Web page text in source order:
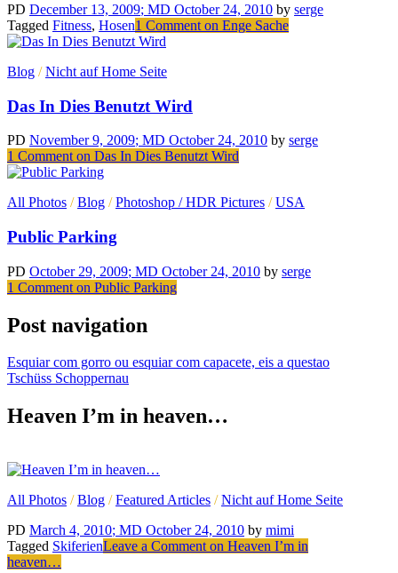
PD December 13, 2009; MD October 24, 2010 by serge
Tagged Fitness, Hosen1 Comment on Enge Sache
Blog /Nicht auf Home Seite
Das In Dies Benutzt Wird
PD November 9, 2009; MD October 24, 2010 by serge
1 Comment on Das In Dies Benutzt Wird
All Photos /Blog /Photoshop / HDR Pictures /USA
Public Parking
PD October 29, 2009; MD October 24, 2010 by serge
1 Comment on Public Parking
Post navigation
Esquiar com gorro ou esquiar com capacete, eis a questao
Tschüss Schoppernau
Heaven I’m in heaven…
All Photos /Blog /Featured Articles /Nicht auf Home Seite
PD March 4, 2010; MD October 24, 2010 by mimi
Tagged SkiferienLeave a Comment on Heaven I’m in
heaven…